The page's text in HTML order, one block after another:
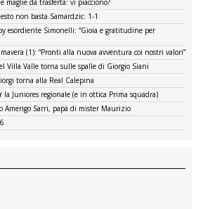
non basta Samardzic: 1-1
esordiente Simonelli: “Gioia e gratitudine per
(1): “Pronti alla nuova avventura coi nostri valori”
Villa Valle torna sulle spalle di Giorgio Siani
torna alla Real Calepina
Juniores regionale (e in ottica Prima squadra)
Amerigo Sarri, papà di mister Maurizio